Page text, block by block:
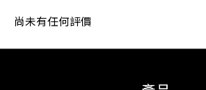
尚未有任何評價